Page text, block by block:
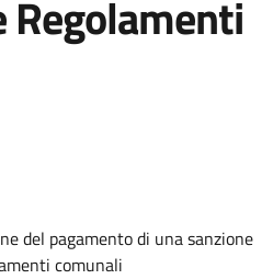
Regolamenti
del pagamento di una sanzione
comunali